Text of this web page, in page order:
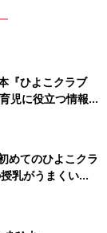
『ひよこクラブ
児に役立つ情報が
めてのひよこクラ
乳がうまくい
トラブル 解決テ